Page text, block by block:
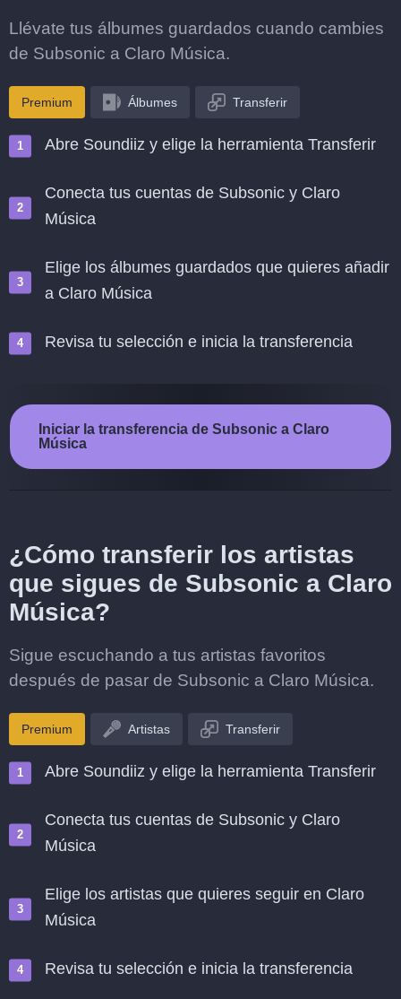
Llévate tus álbumes guardados cuando cambies
de Subsonic a Claro Música.
Premium Álbumes Transferir
Abre Soundiiz y elige la herramienta Transferir
Conecta tus cuentas de Subsonic y Claro
Música
Elige los álbumes guardados que quieres añadir
a Claro Música
Revisa tu selección e inicia la transferencia
Iniciar la transferencia de Subsonic a Claro
Música
¿Cómo transferir los artistas
que sigues de Subsonic a Claro
Música?
Sigue escuchando a tus artistas favoritos
después de pasar de Subsonic a Claro Música.
Premium Artistas Transferir
Abre Soundiiz y elige la herramienta Transferir
Conecta tus cuentas de Subsonic y Claro
Música
Elige los artistas que quieres seguir en Claro
Música
Revisa tu selección e inicia la transferencia